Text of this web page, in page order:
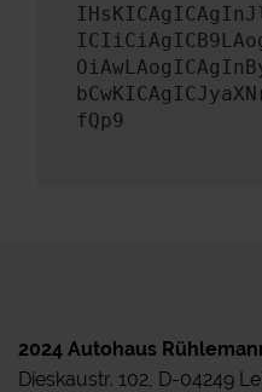
fQp9
2024 Autohaus
Dieskaustr. 102, D-04249